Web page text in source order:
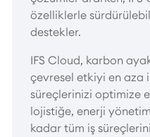
özelliklerle
destekler.
IFS Cloud, karbon
çevresel etkiyi en aza
süreçlerinizi optimize
lojistiğe, enerji
kadar tüm iş